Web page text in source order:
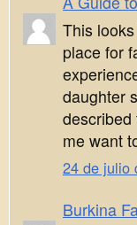
This
place for
daughter
described
me want
24 de julio
Burkina